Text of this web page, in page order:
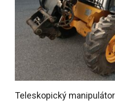
Teleskopický